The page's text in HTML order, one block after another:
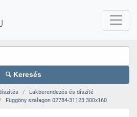
Keresés
Lakberendezés és díszíté
Függöny szalagon 02784-31123 300x160